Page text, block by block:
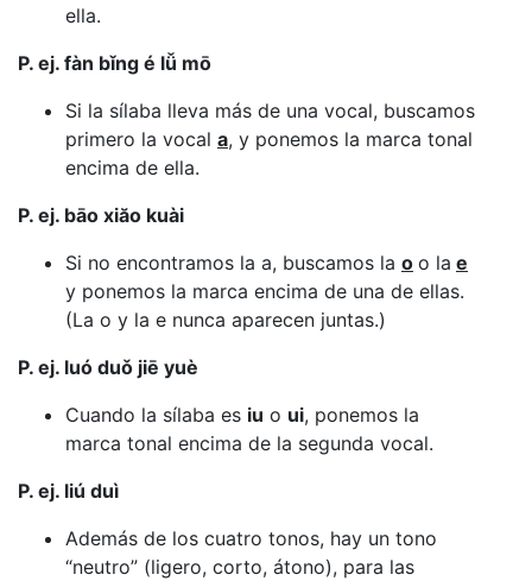
ella.
P. ej. fàn bǐng é lǚ mō
Si la sílaba lleva más de una vocal, buscamos
primero la vocal a, y ponemos la marca tonal
encima de ella.
P. ej. bāo xiăo kuài
Si no encontramos la a, buscamos la o o la e
y ponemos la marca encima de una de ellas.
(La o y la e nunca aparecen juntas.)
P. ej. luó duǒ jiē yuè
Cuando la sílaba es iu o ui, ponemos la
marca tonal encima de la segunda vocal.
P. ej. liú duì
Además de los cuatro tonos, hay un tono
“neutro” (ligero, corto, átono), para las